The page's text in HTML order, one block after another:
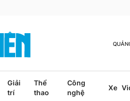
Giải
trí
Thể
thao
Công
nghệ
Xe